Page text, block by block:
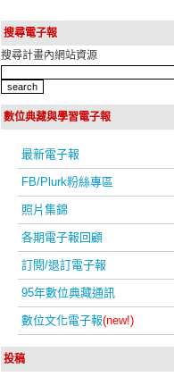
搜尋電子報
搜尋計畫內網站資源
數位典藏與學習電子報
最新電子報
FB/Plurk粉絲專區
照片集錦
各期電子報回顧
訂閱/退訂電子報
95年數位典藏通訊
數位文化電子報(new!)
投稿